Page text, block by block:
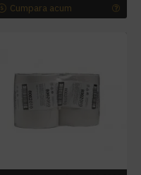
Cumpara acum